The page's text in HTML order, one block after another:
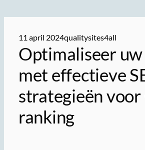
11 april 2024qualitysites4all
Optimaliseer
met effectieve
strategieën voor
ranking